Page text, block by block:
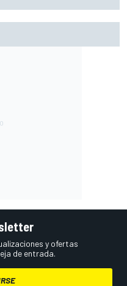
y ofertas
de entrada.